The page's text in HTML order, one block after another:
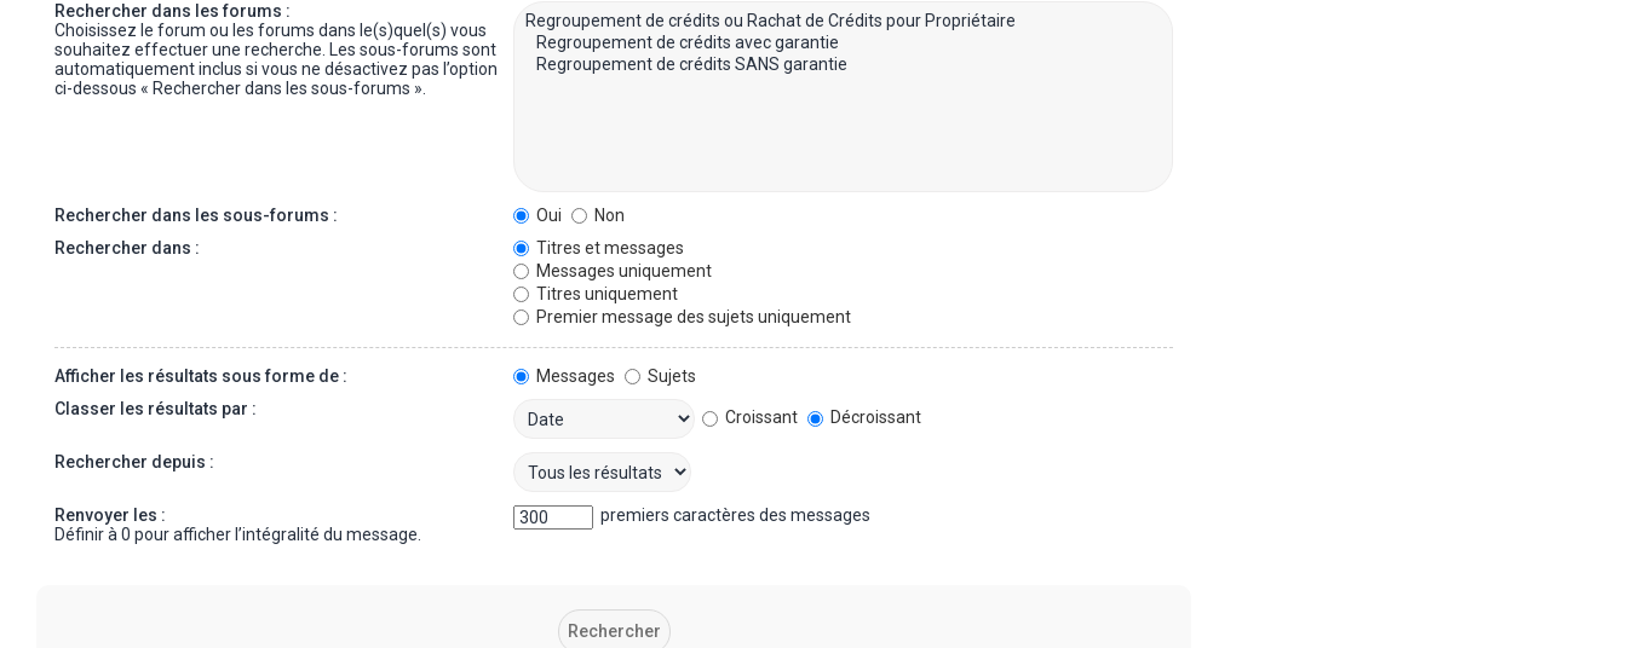
Rechercher dans les forums :
Choisissez le forum ou les forums dans le(s)quel(s) vous
souhaitez effectuer une recherche. Les sous-forums sont
automatiquement inclus si vous ne désactivez pas l’option
ci-dessous « Rechercher dans les sous-forums ».
Rechercher dans les sous-forums : Oui
Non
Rechercher dans :
Titres et messages
Messages uniquement
Titres uniquement
Premier message des sujets uniquement
Afficher les résultats sous forme de : Messages
Sujets
Classer les résultats par :
Croissant Décroissant
Rechercher depuis :
Renvoyer les :
Définir à 0 pour afficher l’intégralité du message.
premiers caractères des messages